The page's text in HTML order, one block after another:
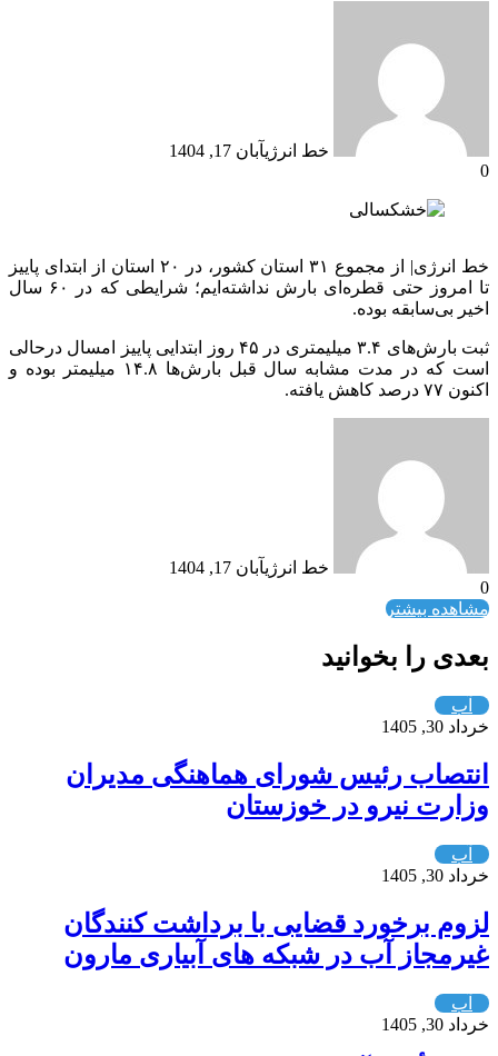
خط انرژیآبان 17, 1404
0
خط انرژی| از مجموع ۳۱ استان کشور، در ۲۰ استان از ابتدای پاییز
تا امروز حتی قطره‌ای بارش نداشته‌ایم؛ شرایطی که در ۶۰ سال
اخیر بی‌سابقه بوده.
ثبت بارش‌های ۳.۴ میلیمتری در ۴۵ روز ابتدایی پاییز امسال درحالی
است که در مدت مشابه سال قبل بارش‌ها ۱۴.۸ میلیمتر بوده و
اکنون ۷۷ درصد کاهش یافته.
خط انرژیآبان 17, 1404
0
مشاهده بیشتر
بعدی را بخوانید
آب
خرداد 30, 1405
انتصاب رئیس شورای هماهنگی مدیران
وزارت نیرو در خوزستان
آب
خرداد 30, 1405
لزوم برخورد قضایی با برداشت کنندگان
غیرمجاز آب در شبکه های آبیاری مارون
آب
خرداد 30, 1405